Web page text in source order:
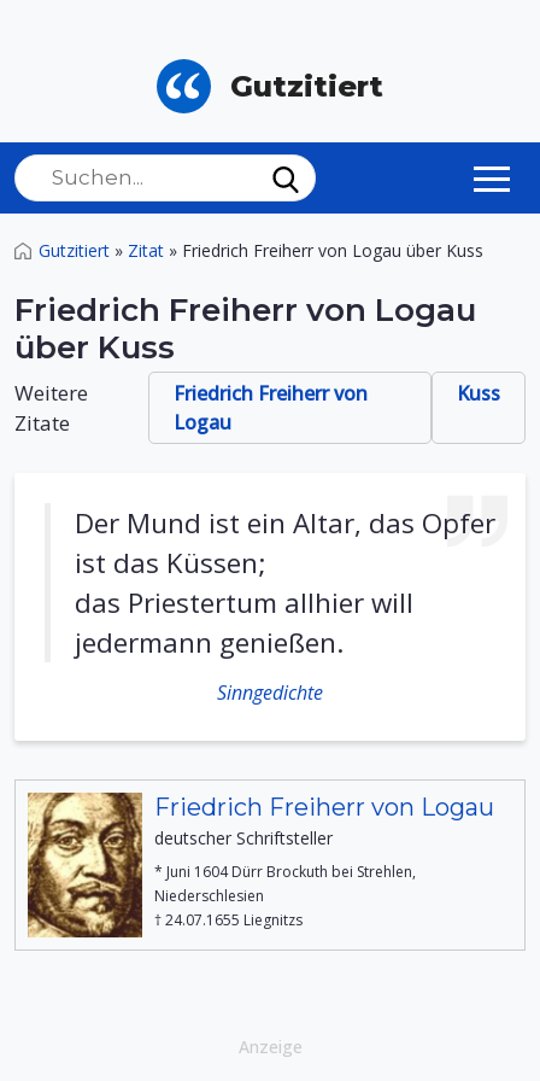
Gutzitiert
Gutzitiert » Zitat » Friedrich Freiherr von Logau über Kuss
Friedrich Freiherr von Logau
über Kuss
Weitere
Zitate
Friedrich Freiherr von
Logau
Kuss
Der Mund ist ein Altar, das Opfer
ist das Küssen;
das Priestertum allhier will
jedermann genießen.
Sinngedichte
Friedrich Freiherr von Logau
deutscher Schriftsteller
* Juni 1604 Dürr Brockuth bei Strehlen,
Niederschlesien
† 24.07.1655 Liegnitzs
Anzeige